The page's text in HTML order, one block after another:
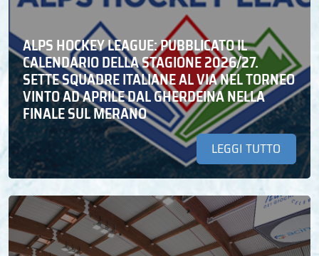
ALPS HOCKEY LEAGUE: PUBBLICATO IL
CALENDARIO DELLA STAGIONE 2026/27.
SETTE SQUADRE ITALIANE AL VIA NEL TORNEO
VINTO AD APRILE DAL GHERDEINA NELLA
FINALE SUL MERANO
LEGGI TUTTO